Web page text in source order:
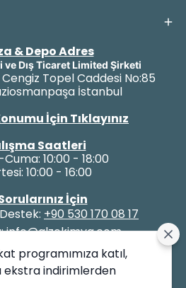
& Depo Adres
ve Dış Ticaret Limited Şirketi
Topel Caddesi No:85
İstanbul
İçin Tıklayınız
Saatleri
10:00 - 18:00
10:00 - 16:00
İçin
+90 530 170 08 17
info@alzekimya.com
programımıza katıl,
ekstra indirimlerden